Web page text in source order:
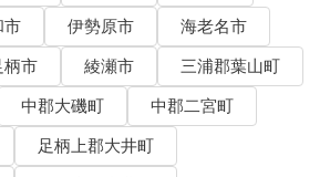
市 伊勢原市
海老名市
柄市 綾瀬市
三浦郡葉山町
中郡大磯町
中郡二宮町
足柄上郡大井町